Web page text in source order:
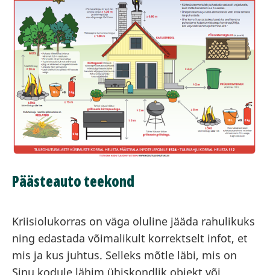
Päästeauto teekond
Kriisiolukorras on väga oluline jääda rahulikuks
ning edastada võimalikult korrektselt infot, et
mis ja kus juhtus. Selleks mõtle läbi, mis on
Sinu kodule lähim ühiskondlik objekt või